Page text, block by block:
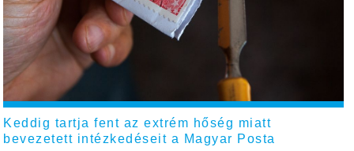
Keddig tartja fent az extrém hőség miatt
bevezetett intézkedéseit a Magyar Posta